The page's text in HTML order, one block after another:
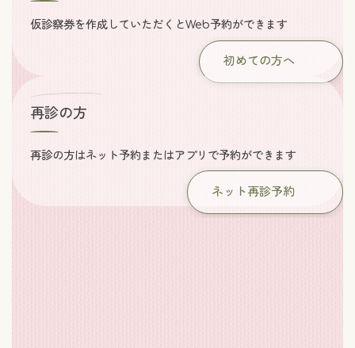
仮診察券を作成していただくとWeb予約ができます
初めての方へ
再診の方
再診の方はネット予約またはアプリで予約ができます
ネット再診予約